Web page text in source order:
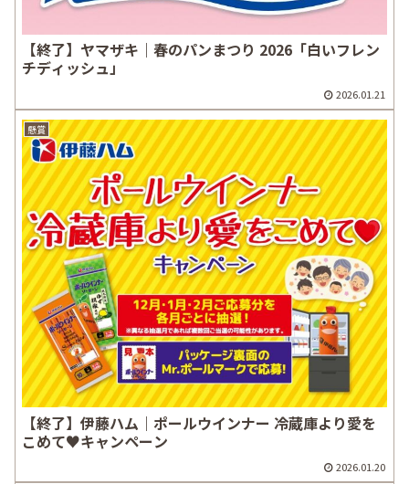
【終了】ヤマザキ｜春のパンまつり 2026「白いフレン
チディッシュ」
2026.01.21
懸賞
【終了】伊藤ハム｜ポールウインナー 冷蔵庫より愛を
こめて♥キャンペーン
2026.01.20